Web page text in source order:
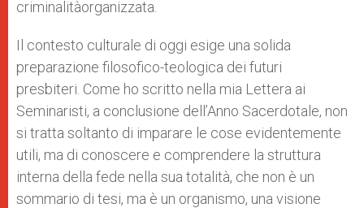
criminalitàorganizzata.
Il contesto culturale di oggi esige una solida
preparazione filosofico-teologica dei futuri
presbiteri. Come ho scritto nella mia Lettera ai
Seminaristi, a conclusione dell’Anno Sacerdotale, non
si tratta soltanto di imparare le cose evidentemente
utili, ma di conoscere e comprendere la struttura
interna della fede nella sua totalità, che non è un
sommario di tesi, ma è un organismo, una visione